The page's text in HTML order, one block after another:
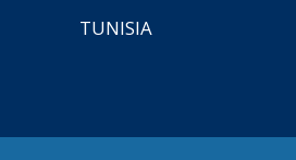
TUNISIA